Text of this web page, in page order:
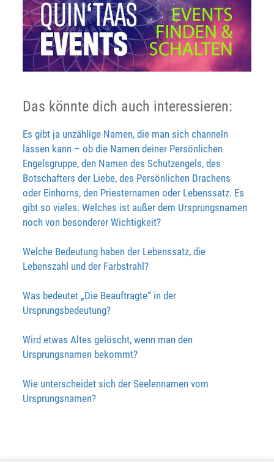
Das könnte dich auch interessieren:
Es gibt ja unzählige Namen, die man sich channeln
lassen kann – ob die Namen deiner Persönlichen
Engelsgruppe, den Namen des Schutzengels, des
Botschafters der Liebe, des Persönlichen Drachens
oder Einhorns, den Priesternamen oder Lebenssatz. Es
gibt so vieles. Welches ist außer dem Ursprungsnamen
noch von besonderer Wichtigkeit?
Welche Bedeutung haben der Lebenssatz, die
Lebenszahl und der Farbstrahl?
Was bedeutet „Die Beauftragte“ in der
Ursprungsbedeutung?
Wird etwas Altes gelöscht, wenn man den
Ursprungsnamen bekommt?
Wie unterscheidet sich der Seelennamen vom
Ursprungsnamen?